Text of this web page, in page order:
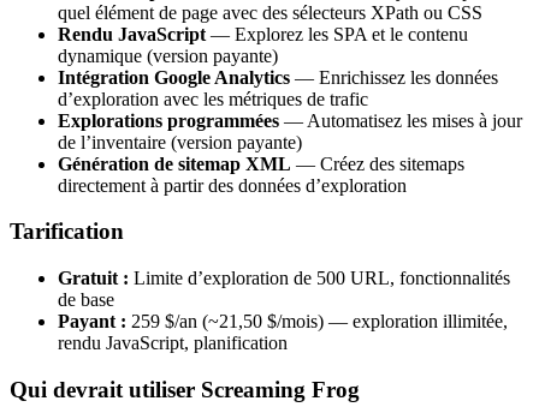
quel élément de page avec des sélecteurs XPath ou CSS
Rendu JavaScript — Explorez les SPA et le contenu
dynamique (version payante)
Intégration Google Analytics — Enrichissez les données
d’exploration avec les métriques de trafic
Explorations programmées — Automatisez les mises à jour
de l’inventaire (version payante)
Génération de sitemap XML — Créez des sitemaps
directement à partir des données d’exploration
Tarification
Gratuit : Limite d’exploration de 500 URL, fonctionnalités
de base
Payant : 259 $/an (~21,50 $/mois) — exploration illimitée,
rendu JavaScript, planification
Qui devrait utiliser Screaming Frog